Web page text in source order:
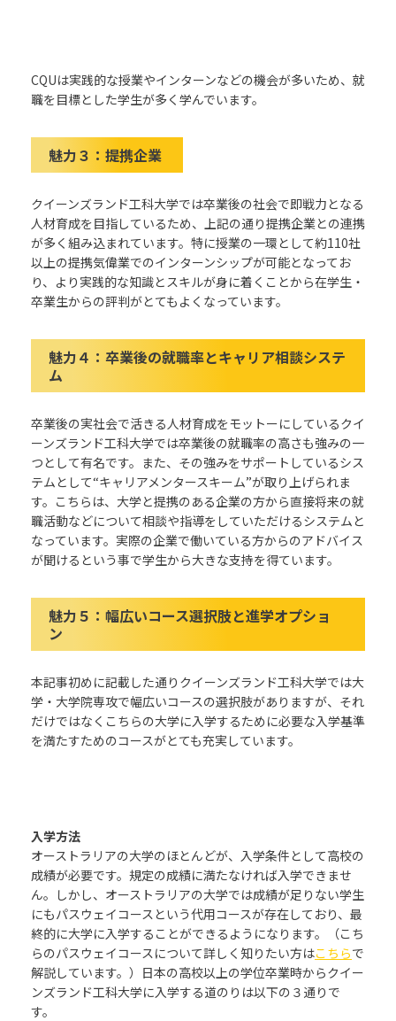
CQUは実践的な授業やインターンなどの機会が多いため、就
職を目標とした学生が多く学んでいます。
魅力３： 提携企業
クイーンズランド工科大学では卒業後の社会で即戦力となる
人材育成を目指しているため、上記の通り提携企業との連携
が多く組み込まれています。特に授業の一環として約110社
以上の提携気偉業でのインターンシップが可能となってお
り、より実践的な知識とスキルが身に着くことから在学生・
卒業生からの評判がとてもよくなっています。
魅力４： 卒業後の就職率とキャリア相談システ
ム
卒業後の実社会で活きる人材育成をモットーにしているクイ
ーンズランド工科大学では卒業後の就職率の高さも強みの一
つとして有名です。また、その強みをサポートしているシス
テムとして“キャリアメンタースキーム”が取り上げられま
す。 こちらは、大学と提携のある企業の方から直接将来の就
職活動などについて相談や指導をしていただけるシステムと
なっています。実際の企業で働いている方からのアドバイス
が聞けるという事で学生から大きな支持を得ています。
魅力５： 幅広いコース選択肢と進学オプショ
ン
本記事初めに記載した通りクイーンズランド工科大学では大
学・大学院専攻で幅広いコースの選択肢がありますが、 それ
だけではなくこちらの大学に入学するために必要な入学基準
を満たすためのコースがとても充実しています。
入学方法
オーストラリアの大学のほとんどが、入学条件として高校の
成績が必要です。規定の成績に満たなければ入学できませ
ん。しかし、オーストラリアの大学では成績が足りない学生
にもパスウェイコースという代用コースが存在しており、最
終的に大学に入学することができるようになります。（こち
らのパスウェイコースについて詳しく知りたい方はこちらで
解説しています。）日本の高校以上の学位卒業時からクイー
ンズランド工科大学に入学する道のりは以下の３通りで
す。